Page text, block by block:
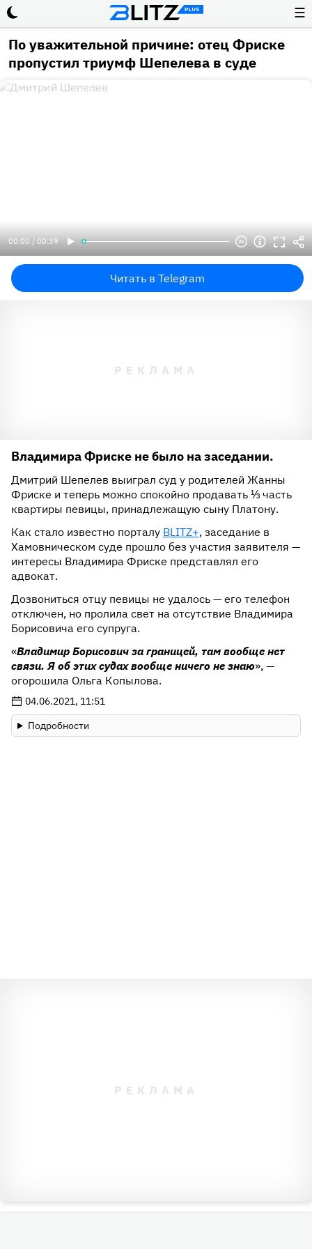
☰
По уважительной причине: отец Фриске
пропустил триумф Шепелева в суде
00:00 / 00:39
Читать в Telegram
Владимира Фриске не было на заседании.
Дмитрий Шепелев выиграл суд у родителей Жанны
Фриске и теперь можно спокойно продавать ⅓ часть
квартиры певицы, принадлежащую сыну Платону.
Как стало известно порталу BLITZ+, заседание в
Хамовническом суде прошло без участия заявителя —
интересы Владимира Фриске представлял его
адвокат.
Дозвониться отцу певицы не удалось — его телефон
отключен, но пролила свет на отсутствие Владимира
Борисовича его супруга.
«Владимир Борисович за границей, там вообще нет
связи. Я об этих судах вообще ничего не знаю», —
огорошила Ольга Копылова.
04.06.2021, 11:51
Подробности